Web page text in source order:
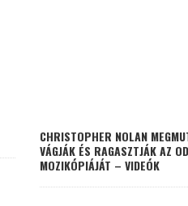
CHRISTOPHER NOLAN
VÁGJÁK ÉS RAGASZTJÁK AZ
MOZIKÓPIÁJÁT – VIDEÓK